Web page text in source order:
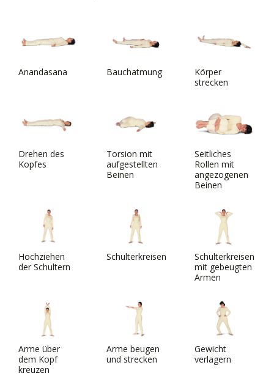
Anandasana Bauchatmung
Körper
strecken
Drehen des
Kopfes
Torsion mit
aufgestellten
Beinen
Seitliches
Rollen mit
angezogenen
Beinen
Hochziehen
der Schultern
Schulterkreisen
Schulterkreisen
mit gebeugten
Armen
Arme über
dem Kopf
kreuzen
Arme beugen
und strecken
Gewicht
verlagern